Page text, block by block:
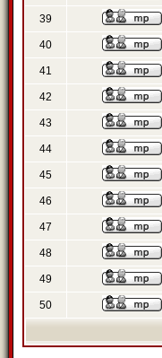
39
40
41
42
43
44
45
46
47
48
49
50